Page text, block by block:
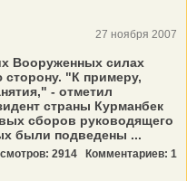
27 ноября 2007
Вооруженных силах
"К примеру,
- отметил
страны Курманбек
сборов руководящего
были подведены ...
2914 Комментариев: 1